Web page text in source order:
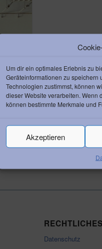
Um dir ein optimales Erlebnis zu
Geräteinformationen zu speichern
Technologien zustimmst, können
dieser Website verarbeiten. Wenn
können bestimmte Merkmale und
Akzeptieren
RECHTLICHES
Datenschutz